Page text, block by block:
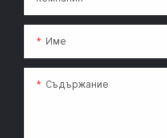
Име
Съдържание